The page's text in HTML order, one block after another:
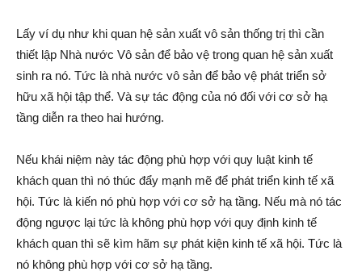
Lấy ví dụ như khi quan hệ sản xuất vô sản thống trị thì cần
thiết lập Nhà nước Vô sản để bảo vệ trong quan hệ sản xuất
sinh ra nó. Tức là nhà nước vô sản để bảo vệ phát triển sở
hữu xã hội tập thể. Và sự tác động của nó đối với cơ sở hạ
tầng diễn ra theo hai hướng.
Nếu khái niệm này tác động phù hợp với quy luật kinh tế
khách quan thì nó thúc đẩy mạnh mẽ để phát triển kinh tế xã
hội. Tức là kiến nó phù hợp với cơ sở hạ tầng. Nếu mà nó tác
động ngược lại tức là không phù hợp với quy định kinh tế
khách quan thì sẽ kìm hãm sự phát kiện kinh tế xã hội. Tức là
nó không phù hợp với cơ sở hạ tầng.